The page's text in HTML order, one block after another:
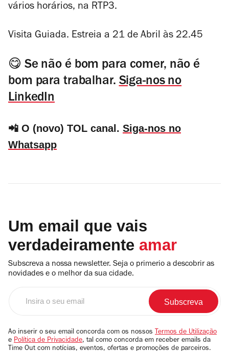
vários horários, na RTP3.
Visita Guiada. Estreia a 21 de Abril às 22.45
😋 Se não é bom para comer, não é
bom para trabalhar. Siga-nos no
LinkedIn
📲 O (novo) TOL canal. Siga-nos no
Whatsapp
Um email que vais
verdadeiramente amar
Subscreva a nossa newsletter. Seja o primerio a descobrir as
novidades e o melhor da sua cidade.
email
Ao inserir o seu email concorda com os nossos Termos de Utilização
e Política de Privacidade, tal como concorda em receber emails da
Time Out com notícias, eventos, ofertas e promoções de parceiros.